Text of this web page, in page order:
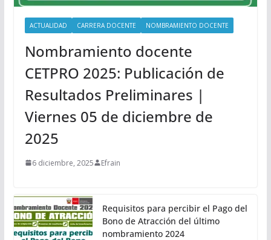
ACTUALIDAD CARRERA DOCENTE NOMBRAMIENTO DOCENTE
Nombramiento docente
CETPRO 2025: Publicación de
Resultados Preliminares |
Viernes 05 de diciembre de
2025
6 diciembre, 2025 Efrain
Requisitos para percibir el Pago del
Bono de Atracción del último
nombramiento 2024